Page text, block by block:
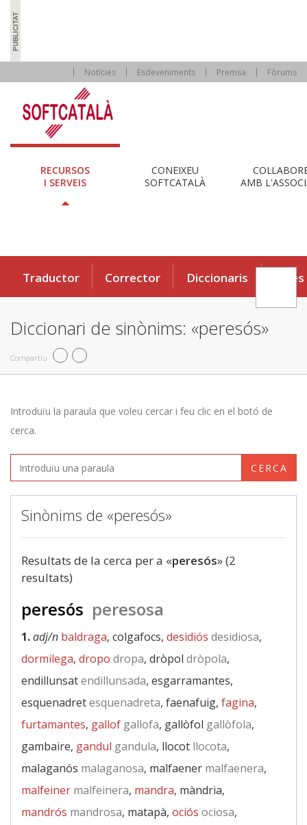
Notícies Esdeveniments Premsa Fòrums
RECURSOS
I SERVEIS
CONEIXEU
SOFTCATALÀ
AMB
Traductor Corrector Diccionaris Eines
Diccionari de sinònims: «peresós»
Compartiu
Introduïu la paraula que voleu cercar i feu clic en el botó de
cerca.
CERCA
Sinònims de «peresós»
Resultats de la cerca per a «peresós» (2
resultats)
peresós peresosa
1.adj/n baldraga, colgafocs, desidiós desidiosa,
dormilega, dropo dropa, dròpol dròpola,
endillunsatendillunsada, esgarramantes,
esquenadretesquenadreta, faenafuig, fagina,
furtamantes, gallof gallofa, gallòfol gallòfola,
gambaire, gandul gandula, llocot llocota,
malaganós malaganosa, malfaener malfaenera,
malfeiner malfeinera, mandra, màndria,
mandrós mandrosa, matapà, ociós ociosa,